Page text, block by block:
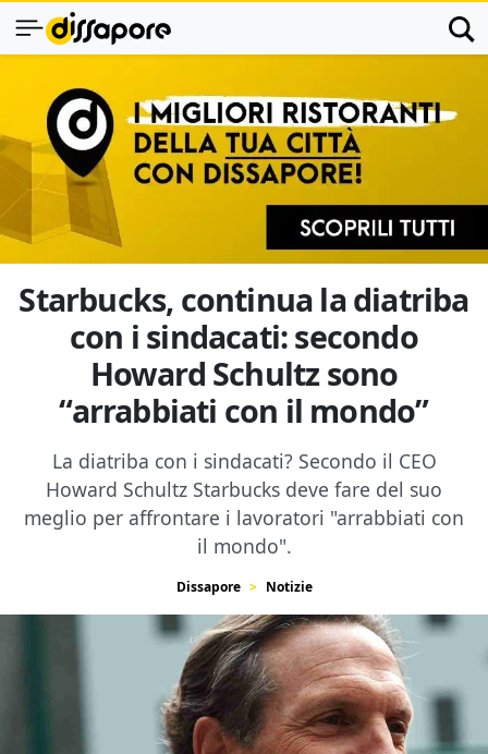
Starbucks, continua la diatriba
con i sindacati: secondo
Howard Schultz sono
“arrabbiati con il mondo”
La diatriba con i sindacati? Secondo il CEO
Howard Schultz Starbucks deve fare del suo
meglio per affrontare i lavoratori "arrabbiati con
il mondo".
Dissapore Notizie